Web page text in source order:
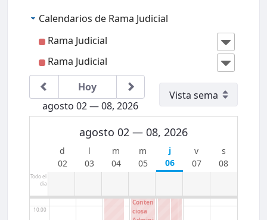
Calendarios de Rama Judicial
Rama Judicial
Rama Judicial
Hoy
agosto 02 — 08, 2026
agosto 02 — 08, 2026
02 03 04 05 06 07 08
Todo el
dia
04:00
06:00
07:00
09:00
10:00
IIICon
Region
Conten
ciosa